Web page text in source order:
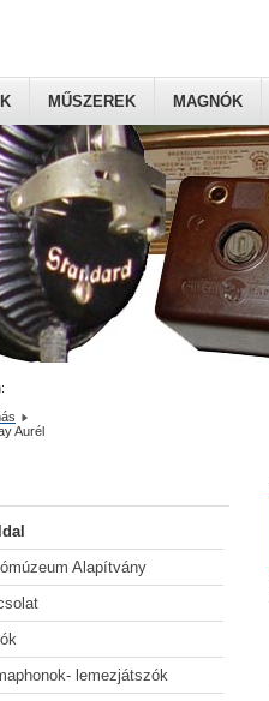
MŰSZEREK MAGNÓK
Aurél
Alapítvány
lemezjátszók